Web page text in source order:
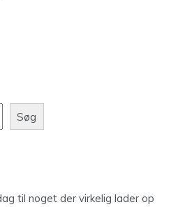
Søg
til noget der virkelig lader op